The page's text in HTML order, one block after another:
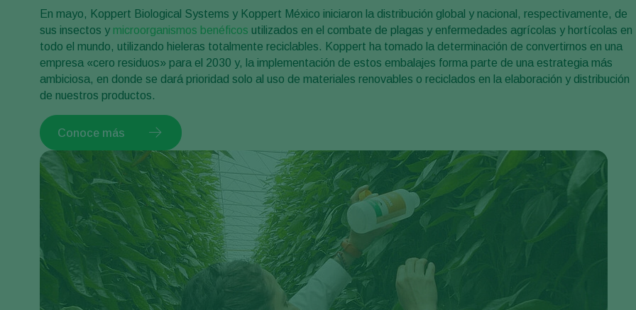
En mayo, Koppert Biological Systems y Koppert México iniciaron la distribución global y nacional, respectivamente, de
sus insectos y microorganismos benéficos utilizados en el combate de plagas y enfermedades agrícolas y hortícolas en
todo el mundo, utilizando hieleras totalmente reciclables. Koppert ha tomado la determinación de convertirnos en una
empresa «cero residuos» para el 2030 y, la implementación de estos embalajes forma parte de una estrategia más
ambiciosa, en donde se dará prioridad solo al uso de materiales renovables o reciclados en la elaboración y distribución
de nuestros productos.
Conoce más